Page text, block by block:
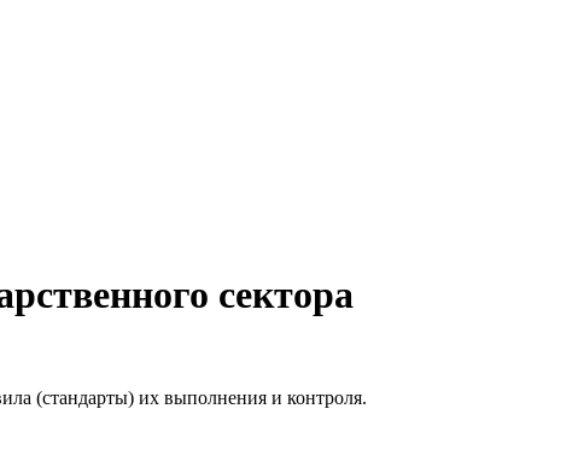
сектора
(стандарты) их выполнения и контроля.